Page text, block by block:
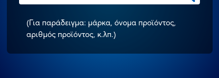
(Για παράδειγμα: μάρκα, όνομα προϊόντος,
αριθμός προϊόντος, κ.λπ.)